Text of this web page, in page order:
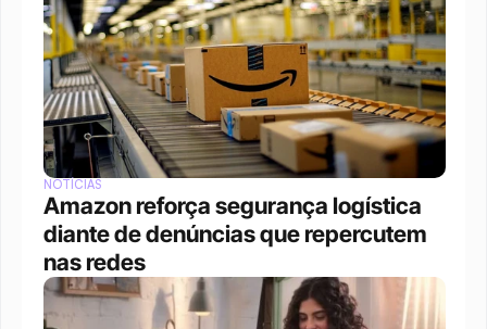
NOTÍCIAS
Amazon reforça segurança logística
diante de denúncias que repercutem
nas redes